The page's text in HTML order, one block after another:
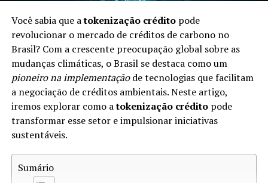
governos para mitigar o impacto negativo destes
minerais preciosos.
Como Funciona o Rastreio de
Diamantes
O rastreio de diamantesé um processo que visa
garantir a origem legítima dessas pedras preciosas.
Certificação:
Você sabia que atokenização créditopode
revolucionar o mercado de créditos de carbono no
Brasil? Com a crescente preocupação global sobre as
mudanças climáticas, o Brasil se destaca como um
pioneiro na implementaçãode tecnologias que facilitam
a negociação de créditos ambientais. Neste artigo,
iremos explorar como atokenização créditopode
transformar esse setor e impulsionar iniciativas
sustentáveis.
Sumário